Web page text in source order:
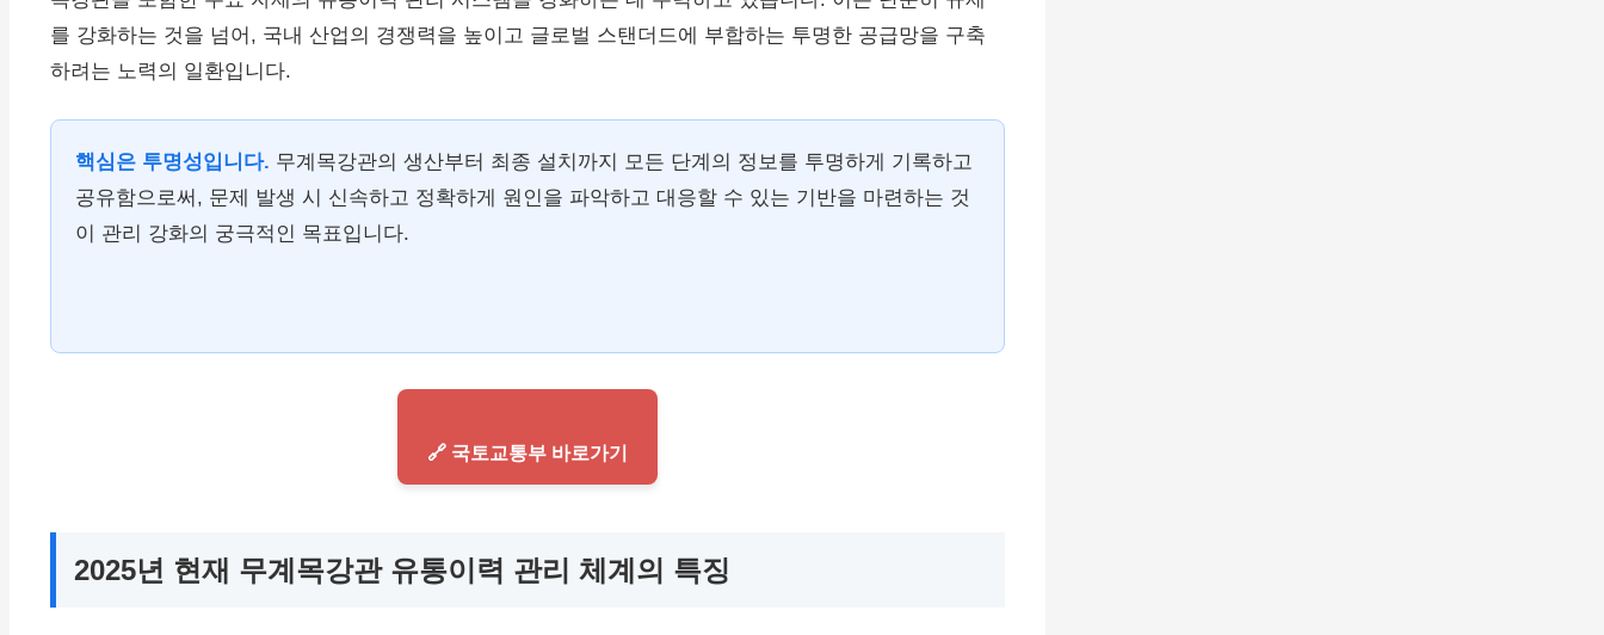
를 강화하는 것을 넘어, 국내 산업의 경쟁력을 높이고 글로벌 스탠더드에 부합하는 투명한 공급망을 구축
하려는 노력의 일환입니다.
핵심은 투명성입니다. 무계목강관의 생산부터 최종 설치까지 모든 단계의 정보를 투명하게 기록하고
공유함으로써, 문제 발생 시 신속하고 정확하게 원인을 파악하고 대응할 수 있는 기반을 마련하는 것
이 관리 강화의 궁극적인 목표입니다.
🔗 국토교통부 바로가기
2025년 현재 무계목강관 유통이력 관리 체계의 특징